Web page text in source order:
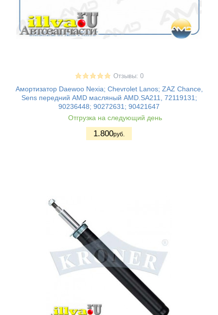
Отзывы: 0
Амортизатор Daewoo Nexia; Chevrolet Lanos; ZAZ Chance,
Sens передний AMD масляный AMD.SA211, 72119131;
90236448; 90272631; 90421647
Отгрузка на следующий день
1.800руб.